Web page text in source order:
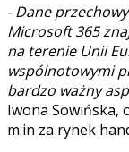
- Dane
Microsoft 365
na terenie Unii
wspólnotowymi
bardzo ważny
Iwona Sowińska,
m.in za rynek